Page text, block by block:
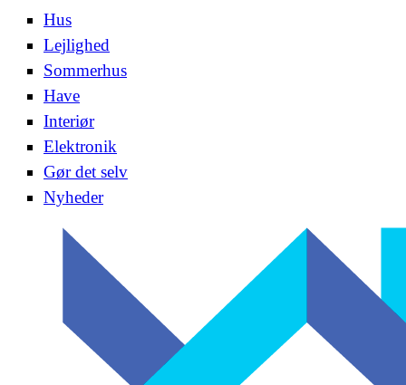
Hus
Lejlighed
Sommerhus
Have
Interiør
Elektronik
Gør det selv
Nyheder